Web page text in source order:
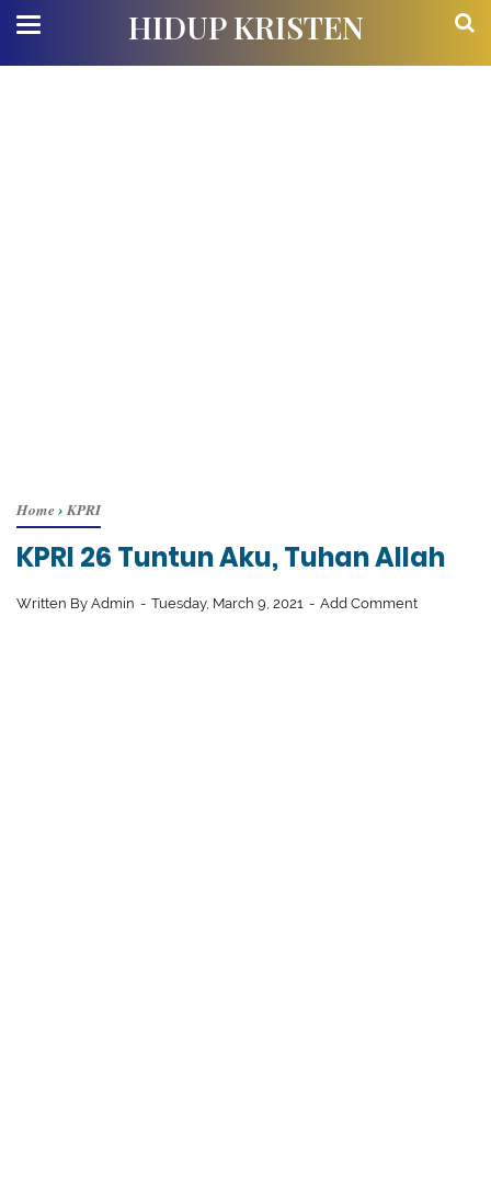
HIDUP KRISTEN
Home› KPRI
KPRI 26 Tuntun Aku, Tuhan Allah
Written By Admin Tuesday, March 9, 2021 Add Comment